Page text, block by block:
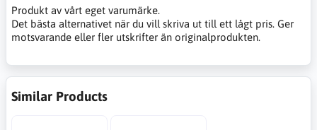
Produkt av vårt eget varumärke.
Det bästa alternativet när du vill skriva ut till ett lågt pris. Ger
motsvarande eller fler utskrifter än originalprodukten.
Similar Products